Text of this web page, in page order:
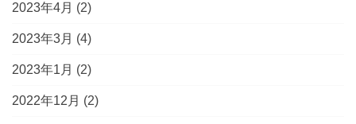
2023年4月 (2)
2023年3月 (4)
2023年1月 (2)
2022年12月 (2)